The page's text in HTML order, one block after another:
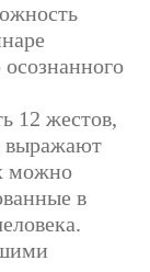
12 жестов,
выражают
можно
в